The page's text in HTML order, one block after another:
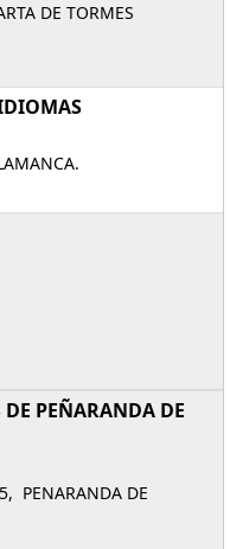
DE TORMES
PEÑARANDA DE
PENARANDA DE